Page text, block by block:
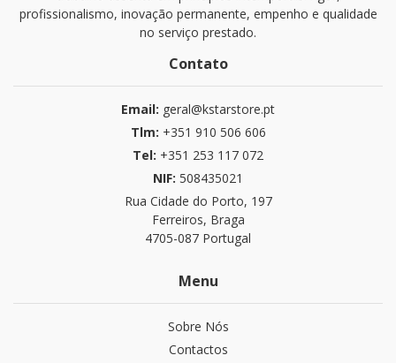
profissionalismo, inovação permanente, empenho e qualidade
no serviço prestado.
Contato
Email: geral@kstarstore.pt
Tlm: +351 910 506 606
Tel: +351 253 117 072
NIF: 508435021
Rua Cidade do Porto, 197
Ferreiros, Braga
4705-087 Portugal
Menu
Sobre Nós
Contactos